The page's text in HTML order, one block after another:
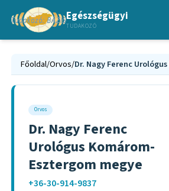
Egészségügyi
TUDAKOZÓ
Főoldal/Orvos/
Orvos
Dr. Nagy Ferenc
Urológus Komárom-
Esztergom megye
+36-30-914-9837